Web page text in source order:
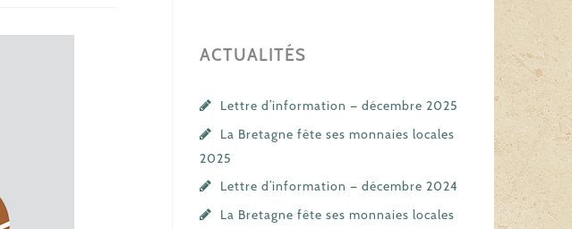
ACTUALITÉS
Lettre d’information — décembre 2025
La Bretagne fête ses monnaies locales
2025
Lettre d’information — décembre 2024
La Bretagne fête ses monnaies locales